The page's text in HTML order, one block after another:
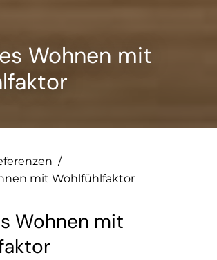
Wohnen mit
/
mit Wohlfühlfaktor
Wohnen mit